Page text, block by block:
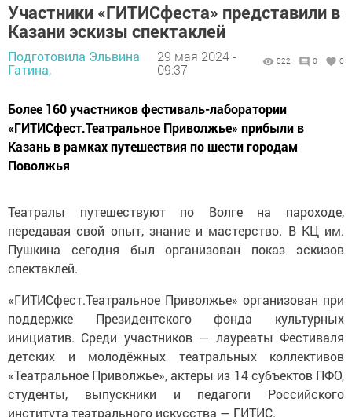
Участники «ГИТИСфеста» представили в
Казани эскизы спектаклей
Подготовила Эльвина
Гатина,
29 мая 2024 -
09:37
522 0 0
Более 160 участников фестиваль-лаборатории
«ГИТИСфест.Театральное Приволжье» прибыли в
Казань в рамках путешествия по шести городам
Поволжья
Театралы путешествуют по Волге на пароходе,
передавая свой опыт, знание и мастерство. В КЦ им.
Пушкина сегодня был организован показ эскизов
спектаклей.
«ГИТИСфест.Театральное Приволжье» организован при
поддержке Президентского фонда культурных
инициатив. Среди участников — лауреаты Фестиваля
детских и молодёжных театральных коллективов
«Театральное Приволжье», актеры из 14 субъектов ПФО,
студенты, выпускники и педагоги Российского
института театрального искусства — ГИТИС.